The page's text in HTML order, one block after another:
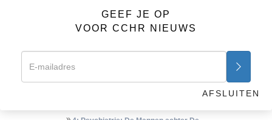
VIDEO’S
1: Een Industrie des Doods
GEEF JE OP
VOOR CCHR NIEUWS
AFSLUITEN